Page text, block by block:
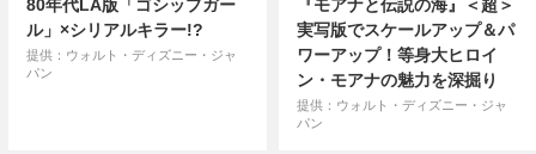
80年代LA版「ゴシップガー
ル」×シリアルキラー!?
提供：ウォルト・ディズニー・ジャ
パン
『モアナと伝説の海』＜超＞
実写版でスケールアップ＆パ
ワーアップ！等身大ヒロイ
ン・モアナの魅力を深掘り
提供：ウォルト・ディズニー・ジャ
パン